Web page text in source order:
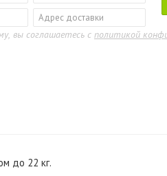
вы соглашаетесь с политикой
до 22 кг.